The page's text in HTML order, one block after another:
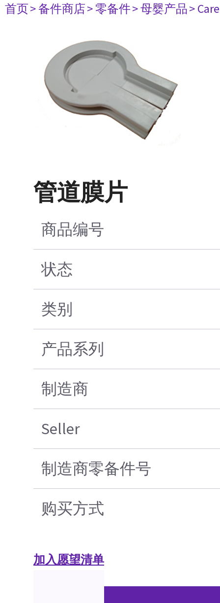
首页> 备件商店> 零备件> 母婴产品>
管道膜片
商品编号
状态
类别
产品系列
制造商
Seller
制造商零备件号
购买方式
加入愿望清单